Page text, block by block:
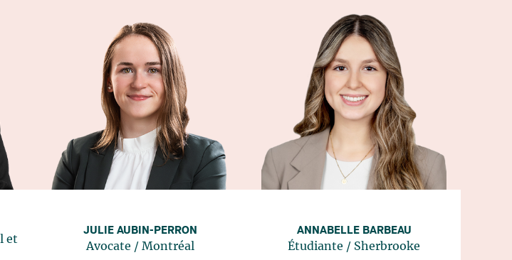
et
JULIE AUBIN-PERRON
Avocate / Montréal
ANNABELLE BARBEAU
Étudiante / Sherbrooke